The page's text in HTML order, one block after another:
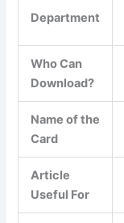
Department
Who Can
Download?
Name of the
Card
Article
Useful For